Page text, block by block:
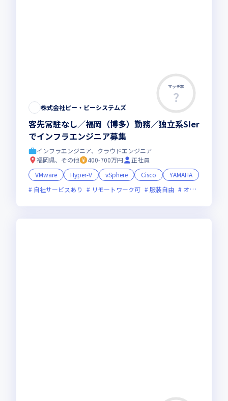
マッチ率
株式会社ピー・ビーシステムズ
客先常駐なし／福岡（博多）勤務／独立系SIer
でインフラエンジニア募集
インフラエンジニア、クラウドエンジニア
福岡県、その他
400-700万円
正社員
VMware
Hyper-V vSphere Cisco
YAMAHA
自社サービスあり
リモートワーク可 服装自由 オンライン選考可